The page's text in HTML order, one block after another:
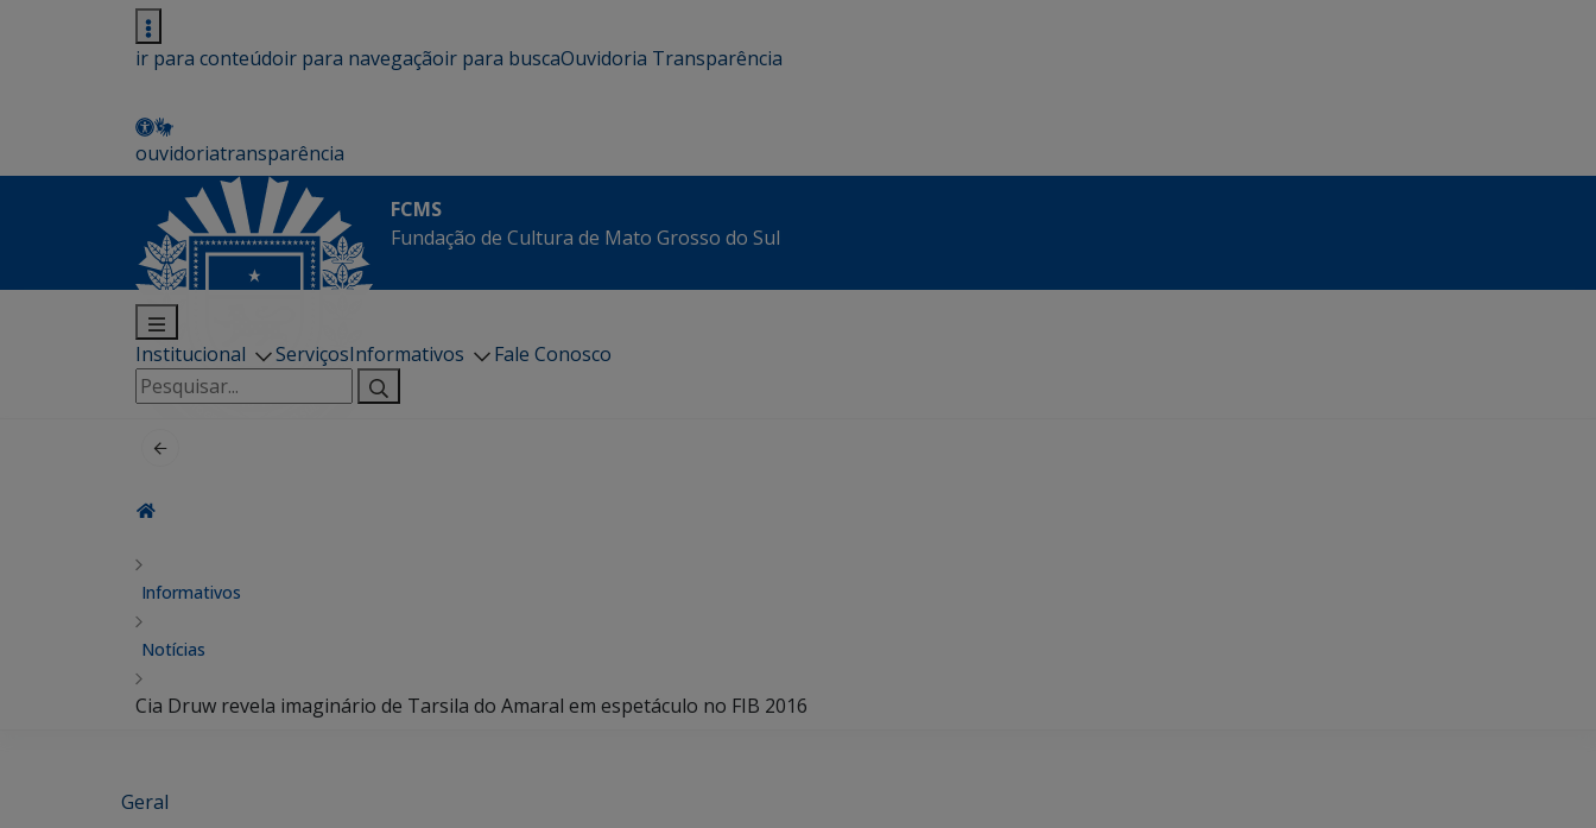
ir para conteúdoir para navegaçãoir para buscaOuvidoria Transparência
ouvidoriatransparência
FCMS
Fundação de Cultura de Mato Grosso do Sul
Institucional ServiçosInformativos
Fale Conosco
Pesquisar
por:
Informativos
Notícias
Cia Druw revela imaginário de Tarsila do Amaral em espetáculo no FIB 2016
Geral